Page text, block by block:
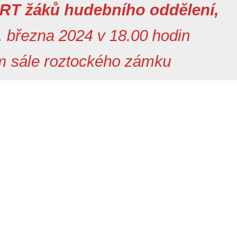
žáků hudebního oddělení,
března 2024 v 18.00 hodin
sále roztockého zámku